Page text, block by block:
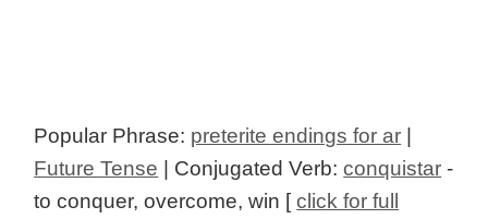
Popular Phrase: preterite endings for ar |
Future Tense | Conjugated Verb:conquistar -
to conquer, overcome, win [click for full